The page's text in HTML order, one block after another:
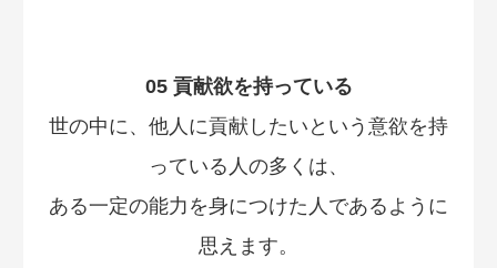
05 貢献欲を持っている
世の中に、他人に貢献したいという意欲を持
っている人の多くは、
ある一定の能力を身につけた人であるように
思えます。